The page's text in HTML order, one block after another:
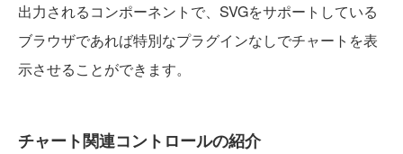
出力されるコンポーネントで、SVGをサポートしている
ブラウザであれば特別なプラグインなしでチャートを表
示させることができます。
チャート関連コントロールの紹介